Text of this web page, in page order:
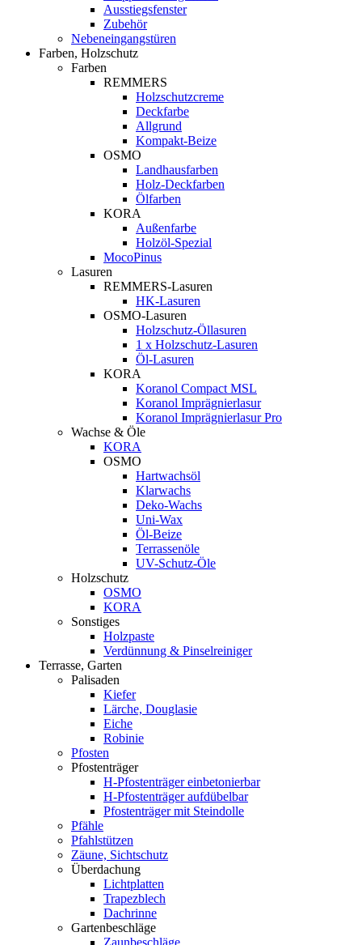
Ausstiegsfenster
Zubehör
Nebeneingangstüren
Farben, Holzschutz
Farben
REMMERS
Holzschutzcreme
Deckfarbe
Allgrund
Kompakt-Beize
OSMO
Landhausfarben
Holz-Deckfarben
Ölfarben
KORA
Außenfarbe
Holzöl-Spezial
MocoPinus
Lasuren
REMMERS-Lasuren
HK-Lasuren
OSMO-Lasuren
Holzschutz-Öllasuren
1 x Holzschutz-Lasuren
Öl-Lasuren
KORA
Koranol Compact MSL
Koranol Imprägnierlasur
Koranol Imprägnierlasur Pro
Wachse & Öle
KORA
OSMO
Hartwachsöl
Klarwachs
Deko-Wachs
Uni-Wax
Öl-Beize
Terrassenöle
UV-Schutz-Öle
Holzschutz
OSMO
KORA
Sonstiges
Holzpaste
Verdünnung & Pinselreiniger
Terrasse, Garten
Palisaden
Kiefer
Lärche, Douglasie
Eiche
Robinie
Pfosten
Pfostenträger
H-Pfostenträger einbetonierbar
H-Pfostenträger aufdübelbar
Pfostenträger mit Steindolle
Pfähle
Pfahlstützen
Zäune, Sichtschutz
Überdachung
Lichtplatten
Trapezblech
Dachrinne
Gartenbeschläge
Zaunbeschläge